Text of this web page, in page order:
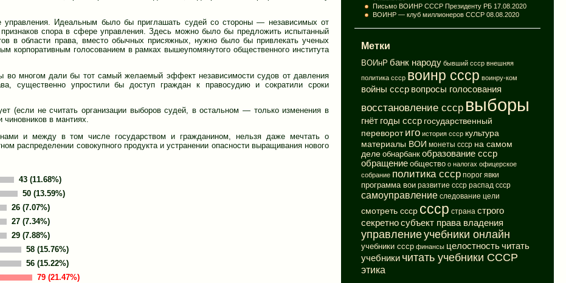
Письмо ВОИНР СССР Президенту РБ 17.08.2020
ВОИНР — клуб миллионеров СССР 08.08.2020
Метки
ВОИнР банк народу бывший ссср внешняя
политика ссср воинр ссср воинру-ком
войны ссср вопросы голосования
восстановление ссср выборы
гнёт годы ссср государственный
переворот иго история ссср культура
материалы ВОИ монеты ссср на самом
деле обнарбанк образование ссср
обращение общество о налогах офицерское
собрание политика ссср порог явки
программа вои развитие ссср распад ссср
самоуправление следование цели
смотреть ссср ссср страна строго
секретно субъект права владения
управлениеучебники онлайн
учебники ссср финансы целостность читать
учебники читать учебники СССР
этика
Идеальным было бы приглашать судей со стороны — независимых от
спора в сфере управления. Здесь можно было бы предложить испытанный
в области права, вместо обычных присяжных, нужно было бы привлекать ученых
корпоративным голосованием в рамках вышеупомянутого общественного института
во многом дали бы тот самый желаемый эффект независимости судов от давления
существенно упростили бы доступ граждан к правосудию и сократили сроки
(если не считать организации выборов судей, в остальном — только изменения в
в мантиях.
и между в том числе государством и гражданином, нельзя даже мечтать о
распределении совокупного продукта и устранении опасности выращивания нового
43 (11.68%)
50 (13.59%)
26 (7.07%)
27 (7.34%)
29 (7.88%)
58 (15.76%)
56 (15.22%)
79 (21.47%)